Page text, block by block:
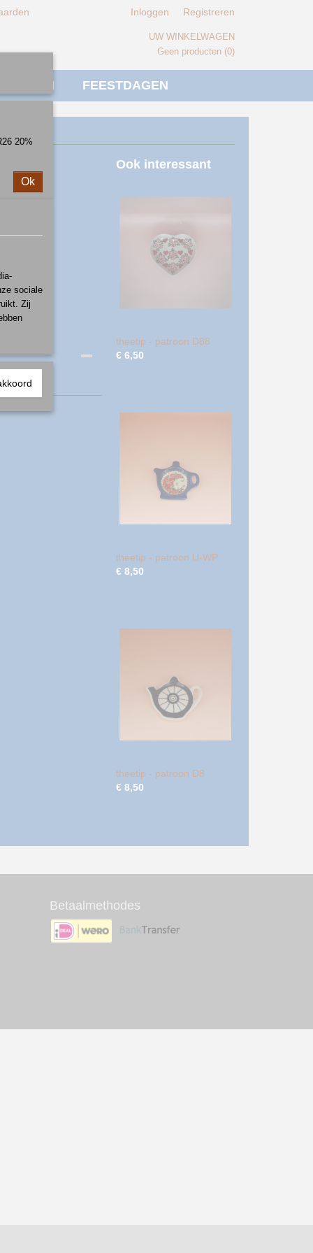
Inloggen Registreren
UW WINKELWAGEN
Geen producten (0)
FEESTDAGEN
Ook interessant
theetip - patroon D88
€ 6,50
theetip - patroon U-WP
€ 8,50
theetip - patroon D8
€ 8,50
Betaalmethodes
20%
Ok
sociale
Zij